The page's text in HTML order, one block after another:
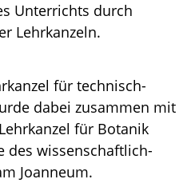
Unterrichts durch
Lehrkanzeln.
für technisch-
dabei zusammen mit
für Botanik
des wissenschaftlich-
Joanneum.